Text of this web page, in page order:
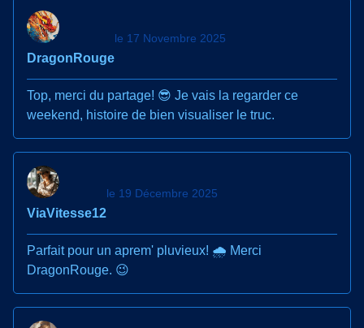
DragonRouge
le 17 Novembre 2025
Top, merci du partage! 😎 Je vais la regarder ce
weekend, histoire de bien visualiser le truc.
ViaVitesse12
le 19 Décembre 2025
Parfait pour un aprem' pluvieux! 🌧️ Merci
DragonRouge. 😉